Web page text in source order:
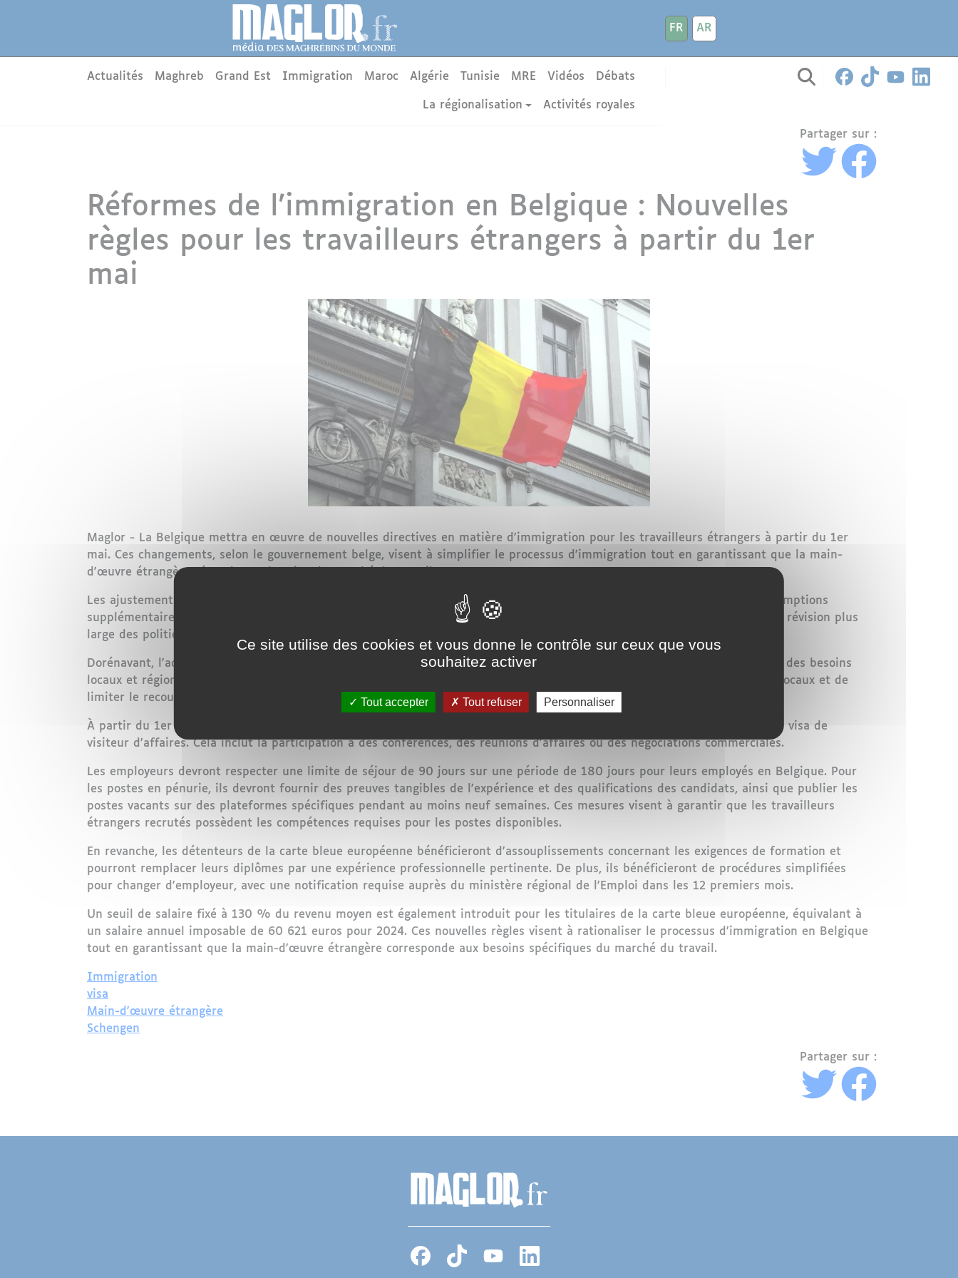
FR
AR
Main menu
Actualités Maghreb Grand Est Immigration Maroc Algérie Tunisie MRE Vidéos Débats
La régionalisation Activités royales
Partager sur :
Réformes de l'immigration en Belgique : Nouvelles
règles pour les travailleurs étrangers à partir du 1er
mai
Maglor - La Belgique mettra en œuvre de nouvelles directives en matière d'immigration pour les travailleurs étrangers à partir du 1er
mai. Ces changements, selon le gouvernement belge, visent à simplifier le processus d'immigration tout en garantissant que la main-
d'œuvre étrangère réponde aux besoins du marché du travail.
Les ajustements annoncés par les autorités belges de la Région flamande comprennent plusieurs aspects, tels que des exemptions
supplémentaires de permis de travail et des ajustements dans les critères d'éligibilité. Ces modifications font partie d'une révision plus
large des politiques d'immigration de la Belgique, comme rapporté par SchengenVisaInfo.
Dorénavant, l'accès au marché du travail belge pour les ressortissants étrangers sera soumis à une évaluation approfondie des besoins
locaux et régionaux. Cela vise à prioriser les travailleurs belges et européens afin de protéger les intérêts des travailleurs locaux et de
limiter le recours à la main-d'œuvre étrangère.
À partir du 1er mai, certaines activités qui nécessitaient auparavant un permis de travail pourront être effectuées sous un visa de
visiteur d'affaires. Cela inclut la participation à des conférences, des réunions d'affaires ou des négociations commerciales.
Les employeurs devront respecter une limite de séjour de 90 jours sur une période de 180 jours pour leurs employés en Belgique. Pour
les postes en pénurie, ils devront fournir des preuves tangibles de l'expérience et des qualifications des candidats, ainsi que publier les
postes vacants sur des plateformes spécifiques pendant au moins neuf semaines. Ces mesures visent à garantir que les travailleurs
étrangers recrutés possèdent les compétences requises pour les postes disponibles.
En revanche, les détenteurs de la carte bleue européenne bénéficieront d'assouplissements concernant les exigences de formation et
pourront remplacer leurs diplômes par une expérience professionnelle pertinente. De plus, ils bénéficieront de procédures simplifiées
pour changer d'employeur, avec une notification requise auprès du ministère régional de l'Emploi dans les 12 premiers mois.
Un seuil de salaire fixé à 130 % du revenu moyen est également introduit pour les titulaires de la carte bleue européenne, équivalant à
un salaire annuel imposable de 60 621 euros pour 2024. Ces nouvelles règles visent à rationaliser le processus d'immigration en Belgique
tout en garantissant que la main-d'œuvre étrangère corresponde aux besoins spécifiques du marché du travail.
Immigration
visa
Main-d'œuvre étrangère
Schengen
Partager sur :
Ce site utilise des cookies et vous donne le contrôle sur ceux que vous
souhaitez activer
Tout accepter Tout refuser Personnaliser